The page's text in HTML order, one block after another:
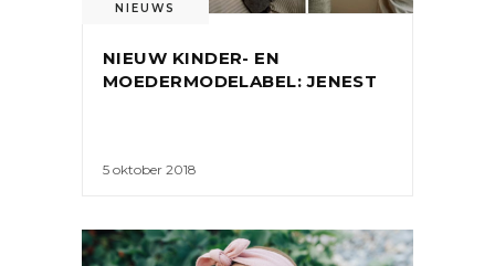
NIEUWS
NIEUW KINDER- EN
MOEDERMODELABEL: JENEST
5 oktober 2018